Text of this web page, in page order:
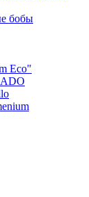
бобы
Eco"